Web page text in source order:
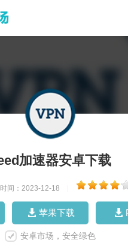
加速器安卓下载
时间：2023-12-18
苹果下载
安卓市场，安全绿色